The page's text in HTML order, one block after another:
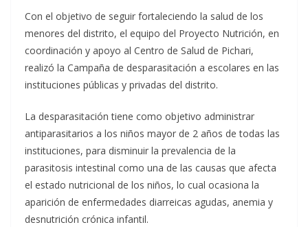
Con el objetivo de seguir fortaleciendo la salud de los
menores del distrito, el equipo del Proyecto Nutrición, en
coordinación y apoyo al Centro de Salud de Pichari,
realizó la Campaña de desparasitación a escolares en las
instituciones públicas y privadas del distrito.
La desparasitación tiene como objetivo administrar
antiparasitarios a los niños mayor de 2 años de todas las
instituciones, para disminuir la prevalencia de la
parasitosis intestinal como una de las causas que afecta
el estado nutricional de los niños, lo cual ocasiona la
aparición de enfermedades diarreicas agudas, anemia y
desnutrición crónica infantil.